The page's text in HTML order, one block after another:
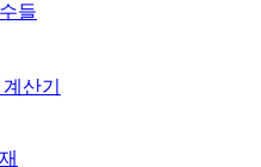
들
산기